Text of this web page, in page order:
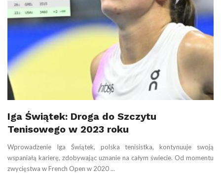
Iga Świątek: Droga do Szczytu
Tenisowego w 2023 roku
Wprowadzenie Iga Świątek, polska tenisistka, kontynuuje swoją
wspaniałą karierę, zdobywając uznanie na całym świecie. Od momentu
zwycięstwa w French Open w 2020 ...